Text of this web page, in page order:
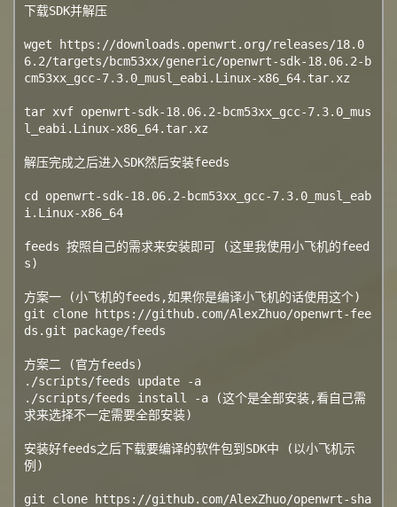
下载SDK并解压
wget https://downloads.openwrt.org/releases/18.0
6.2/targets/bcm53xx/generic/openwrt-sdk-18.06.2-b
cm53xx_gcc-7.3.0_musl_eabi.Linux-x86_64.tar.xz
tar xvf openwrt-sdk-18.06.2-bcm53xx_gcc-7.3.0_mus
l_eabi.Linux-x86_64.tar.xz
解压完成之后进入SDK然后安装feeds
cd openwrt-sdk-18.06.2-bcm53xx_gcc-7.3.0_musl_eab
i.Linux-x86_64
feeds 按照自己的需求来安装即可 (这里我使用小飞机的feed
s)
方案一 (小飞机的feeds,如果你是编译小飞机的话使用这个)
git clone https://github.com/AlexZhuo/openwrt-fee
ds.git package/feeds
方案二 (官方feeds)
./scripts/feeds update -a
./scripts/feeds install -a (这个是全部安装,看自己需
求来选择不一定需要全部安装)
安装好feeds之后下载要编译的软件包到SDK中 (以小飞机示
例)
git clone https://github.com/AlexZhuo/openwrt-sha